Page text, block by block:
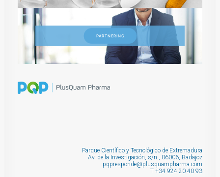
PARTNERING
Parque Científico y Tecnológico de Extremadura
Av. de la Investigación, s/n., 06006, Badajoz
pqpresponde@plusquampharma.com
T +34 924 20 40 93